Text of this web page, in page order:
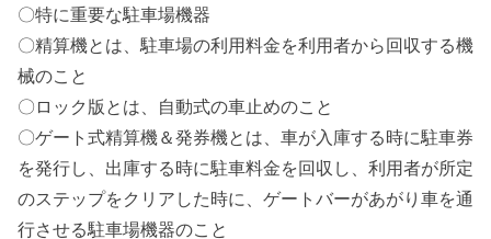
〇特に重要な駐車場機器
〇精算機とは、駐車場の利用料金を利用者から回収する機
械のこと
〇ロック版とは、自動式の車止めのこと
〇ゲート式精算機＆発券機とは、車が入庫する時に駐車券
を発行し、出庫する時に駐車料金を回収し、利用者が所定
のステップをクリアした時に、ゲートバーがあがり車を通
行させる駐車場機器のこと